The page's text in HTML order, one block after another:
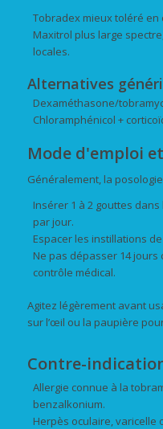
Tobradex mieux toléré en
Maxitrol plus large
locales.
Alternatives
Dexaméthasone/
Chloramphénicol +
Mode d'emploi
Généralement, la
Insérer 1 à 2 gouttes
par jour.
Espacer les instillations
Ne pas dépasser 14 jours
contrôle médical.
Agitez légèrement avant
sur l’œil ou la paupière
Contre-
Allergie connue à la
benzalkonium.
Herpès oculaire, varicelle